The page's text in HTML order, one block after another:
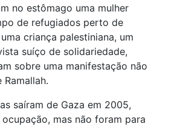
no estômago uma mulher
de refugiados perto de
criança palestiniana, um
suíço de solidariedade,
sobre uma manifestação não
saíram de Gaza em 2005,
mas não foram para